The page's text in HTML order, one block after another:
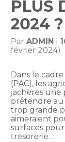
PLUS
2024 ?
ParADMIN
février 2024)
Dans le
(PAC), les
jachères une
prétendre au
trop grande
aimeraient
surfaces
trésorerie…